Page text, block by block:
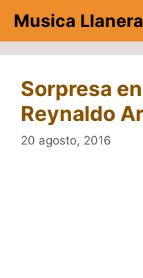
contenido
Musica Llanera
Sorpresa
Reynaldo
20 agosto, 2016